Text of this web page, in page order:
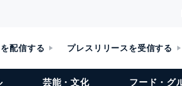
配信する プレスリリースを受信する
芸能・文化 フード・グ